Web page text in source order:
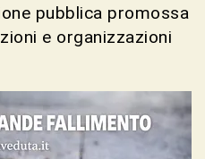
pubblica promossa
e organizzazioni